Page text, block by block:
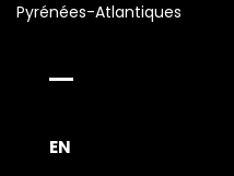
Pyrénées-Atlantiques
EN
Accueil